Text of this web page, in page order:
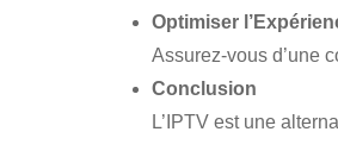
Optimiser
Assurez-vous d’une
Conclusion
L’IPTV est une